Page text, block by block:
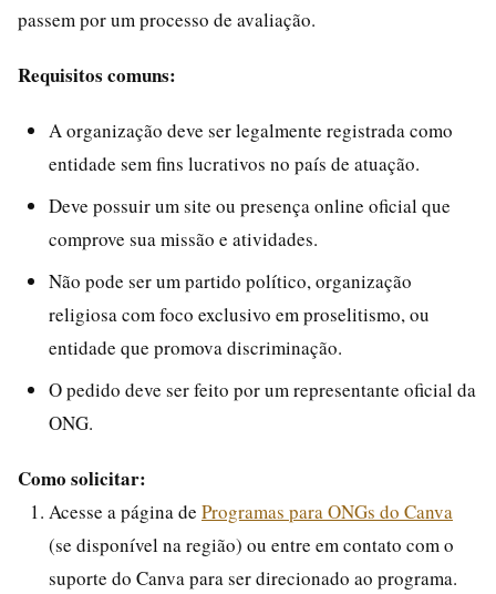
passem por um processo de avaliação.
Requisitos comuns:
A organização deve ser legalmente registrada como
entidade sem fins lucrativos no país de atuação.
Deve possuir um site ou presença online oficial que
comprove sua missão e atividades.
Não pode ser um partido político, organização
religiosa com foco exclusivo em proselitismo, ou
entidade que promova discriminação.
O pedido deve ser feito por um representante oficial da
ONG.
Como solicitar:
Acesse a página de Programas para ONGs do Canva
(se disponível na região) ou entre em contato com o
suporte do Canva para ser direcionado ao programa.